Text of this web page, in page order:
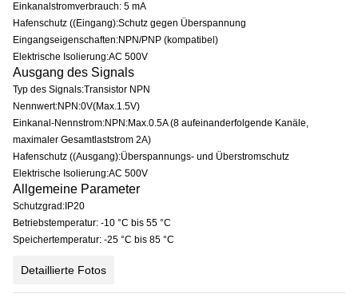
Einkanalstromverbrauch: 5 mA
Hafenschutz ((Eingang):Schutz gegen Überspannung
Eingangseigenschaften:NPN/PNP (kompatibel)
Elektrische Isolierung:AC 500V
Ausgang des Signals
Typ des Signals:Transistor NPN
Nennwert:NPN:0V(Max.1.5V)
Einkanal-Nennstrom:NPN:Max.0.5A (8 aufeinanderfolgende Kanäle,
maximaler Gesamtlaststrom 2A)
Hafenschutz ((Ausgang):Überspannungs- und Überstromschutz
Elektrische Isolierung:AC 500V
Allgemeine Parameter
Schutzgrad:IP20
Betriebstemperatur: -10 °C bis 55 °C
Speichertemperatur: -25 °C bis 85 °C
Detaillierte Fotos